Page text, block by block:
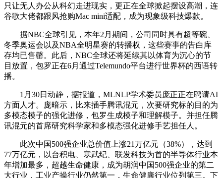
只让无人办公从科幻走进现实，更正在全球掀起摆设高潮，连
谷歌大佬都跟风抢购Mac mini适配，成为现象级科技爆款。
据NBC全球引见，本年2月期间，公司同时具有超等碗、
冬季奥运会以及NBA全明星赛的转播权，这些赛事的告白库
存均已售罄。此后，NBC全球还将延续其以体育为沉心的节
目放置，包罗正在6月通过Telemundo平台进行世界杯的西语转
播。
1月30日动静，据报道，MLNLP学术委员庞正正在聘请AI
方面人才。庞暗示，比来插手腾讯混元，次要研究标的目的为
多模态模子的强化进修，包罗生成模子和理解模子。并担任腾
讯混元的首席研究科学家和多模态强化进修手艺担任人。
此次中国500强企业总价值上涨21万亿元（38%），达到
77万亿元，以台积电、寒武纪、联发科技为首的半导体行业本
年增加最多，超越生命健康，成为胡润中国500强企业的第二
大行业，工业产操行业仍然第一，生命健康行业位列第三。下